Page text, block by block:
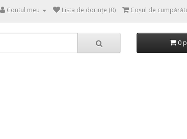
Contul meu Lista de dorințe (0) Coşul de
0